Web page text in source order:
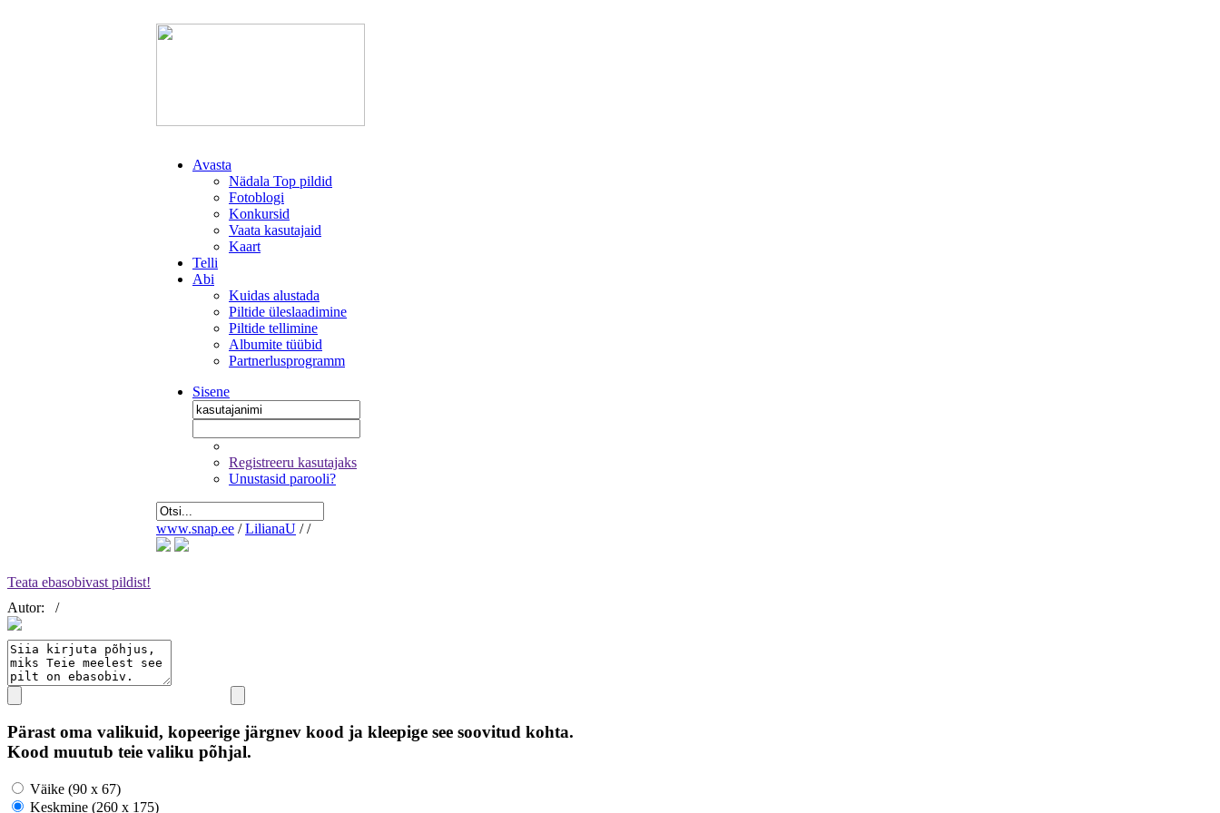
Avasta
Nädala Top pildid
Fotoblogi
Konkursid
Vaata kasutajaid
Kaart
Telli
Abi
Kuidas alustada
Piltide üleslaadimine
Piltide tellimine
Albumite tüübid
Partnerlusprogramm
Sisene
Registreeru kasutajaks
Unustasid parooli?
www.snap.ee / LilianaU / /
Teata ebasobivast pildist!
Autor:
/
Pärast oma valikuid, kopeerige järgnev kood ja kleepige see soovitud kohta.
Kood muutub teie valiku põhjal.
Väike (90 x 67)
Keskmine (260 x 175)